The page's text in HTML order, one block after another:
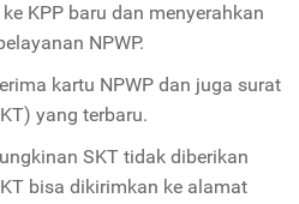
KPP baru dan menyerahkan
NPWP.
kartu NPWP dan juga surat
yang terbaru.
SKT tidak diberikan
bisa dikirimkan ke alamat